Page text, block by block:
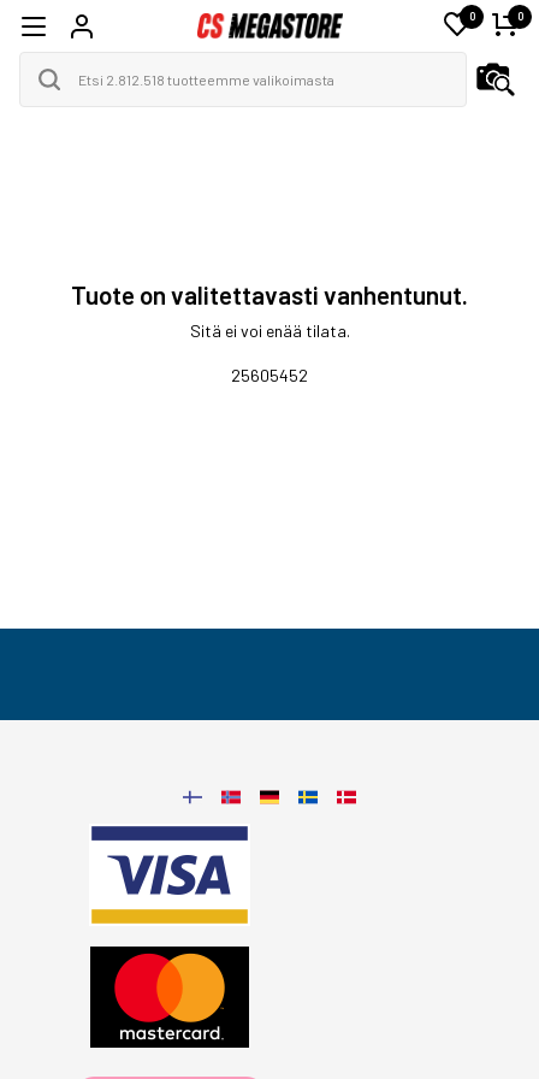
0 0
Tuote on valitettavasti vanhentunut.
Sitä ei voi enää tilata.
25605452